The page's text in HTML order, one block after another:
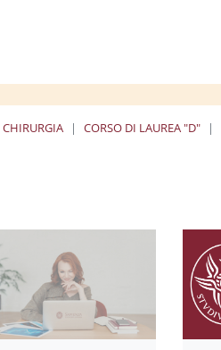
CORSO DI LAUREA "D"